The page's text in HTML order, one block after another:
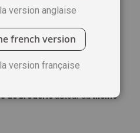
produit
de broderieautour duthème
version anglaise
french version
version française